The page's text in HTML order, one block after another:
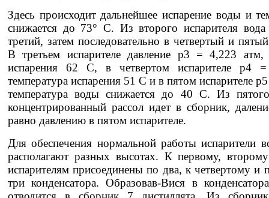
Здесь происходит дальнейшее испарение воды и
снижается до 73° С. Из второго испарителя вода
третий, затем последовательно в четвертый и
В третьем испарителе давление р3 = 4,223 атм,
испарения 62 С, в четвертом испарителе р4
температура испарения 51 С и в пятом испарителе
температура воды снижается до 40 С. Из пятого
концентрированный рассол идет в сборник,
равно давлению в пятом испарителе.
Для обеспечения нормальной работы испарители
располагают разных высотах. К первому,
испарителям присоединены по два, к четвертому
три конденсатора. Образовав-Вися в